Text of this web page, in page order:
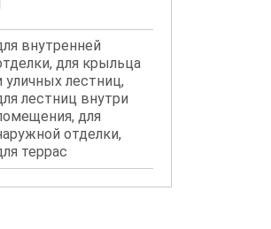
внутренней
для крыльца
уличных лестниц,
лестниц внутри
для
отделки,
террас